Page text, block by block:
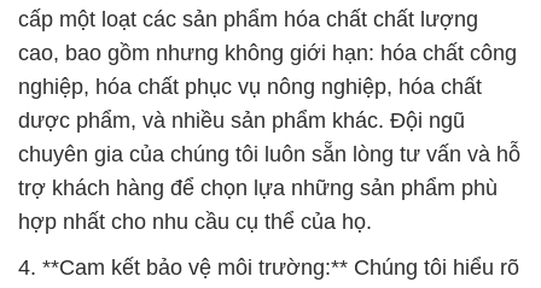
cấp một loạt các sản phẩm hóa chất chất lượng
cao, bao gồm nhưng không giới hạn: hóa chất công
nghiệp, hóa chất phục vụ nông nghiệp, hóa chất
dược phẩm, và nhiều sản phẩm khác. Đội ngũ
chuyên gia của chúng tôi luôn sẵn lòng tư vấn và hỗ
trợ khách hàng để chọn lựa những sản phẩm phù
hợp nhất cho nhu cầu cụ thể của họ.
4. **Cam kết bảo vệ môi trường:** Chúng tôi hiểu rõ